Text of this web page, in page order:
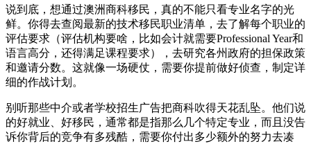
说到底，想通过澳洲商科移民，真的不能只看专业名字的光
鲜。你得去查阅最新的技术移民职业清单，去了解每个职业的
评估要求（评估机构要啥，比如会计就需要Professional Year和
语言高分，还得满足课程要求），去研究各州政府的担保政策
和邀请分数。这就像一场硬仗，需要你提前做好侦查，制定详
细的作战计划。
别听那些中介或者学校招生广告把商科吹得天花乱坠。他们说
的好就业、好移民，通常都是指那么几个特定专业，而且没告
诉你背后的竞争有多残酷，需要你付出多少额外的努力去凑